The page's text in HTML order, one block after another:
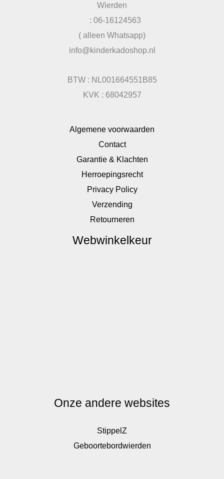
Wierden
: 06-16124563
( alleen Whatsapp)
info@kinderkadoshop.nl
BTW : NL001664551B85
KVK : 68042957
Algemene voorwaarden
Contact
Garantie & Klachten
Herroepingsrecht
Privacy Policy
Verzending
Retourneren
Webwinkelkeur
Onze andere websites
StippelZ
Geboortebordwierden